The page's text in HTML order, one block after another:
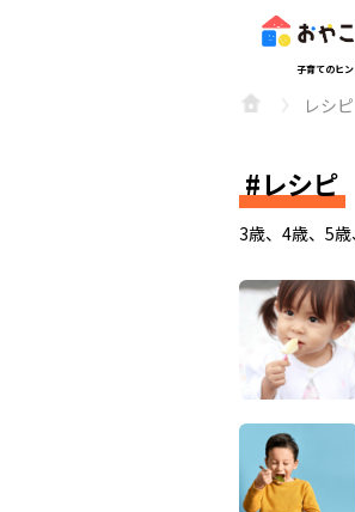
子育てのヒン
レシピ
レシピ
3歳、4歳、5